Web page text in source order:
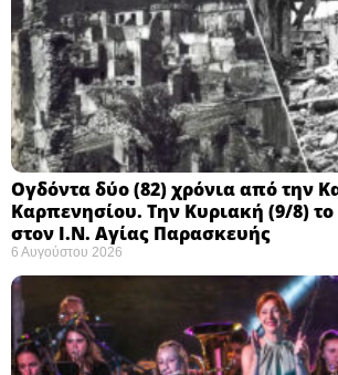
Ογδόντα δύο (82) χρόνια από την
Καρπενησίου. Την Κυριακή (9/8)
στον Ι.Ν. Αγίας Παρασκευής
6 Αυγούστου 2026